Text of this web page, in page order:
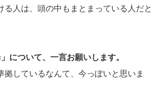
る人は、頭の中もまとまっている人だと
について、一言お願いします。
拠しているなんて、今っぽいと思いま